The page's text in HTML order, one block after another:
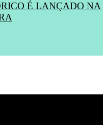
É LANÇADO NA